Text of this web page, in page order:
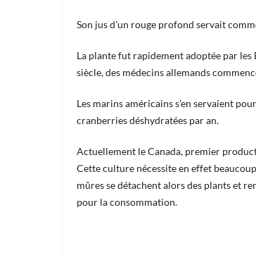
Son jus d’un rouge profond servait
La plante fut rapidement adoptée par
siècle, des médecins allemands
Les marins américains s’en servaient
cranberries déshydratées par an.
Actuellement le Canada, premier
Cette culture nécessite en effet
mûres se détachent alors des plants et
pour la consommation.